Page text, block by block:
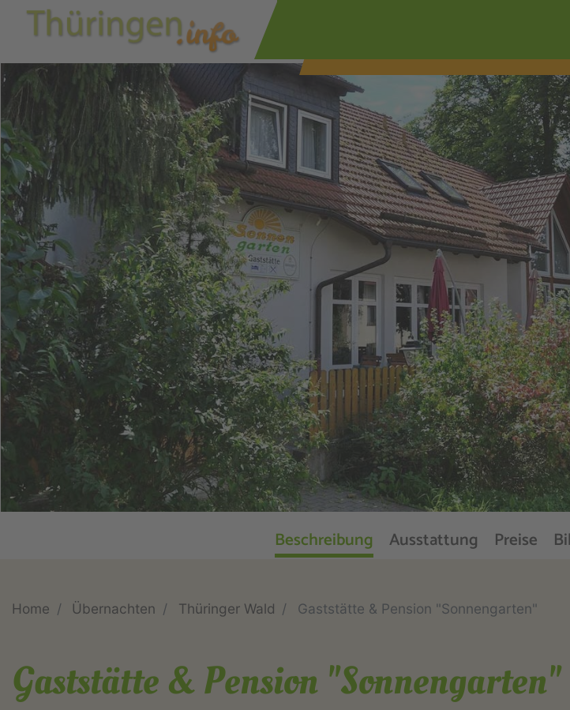
Wonach
Beschreibung Ausstattung Preise
Home Übernachten Thüringer Wald Gaststätte & Pension "Sonnengarten"
Gaststätte & Pension "Sonnengarten"